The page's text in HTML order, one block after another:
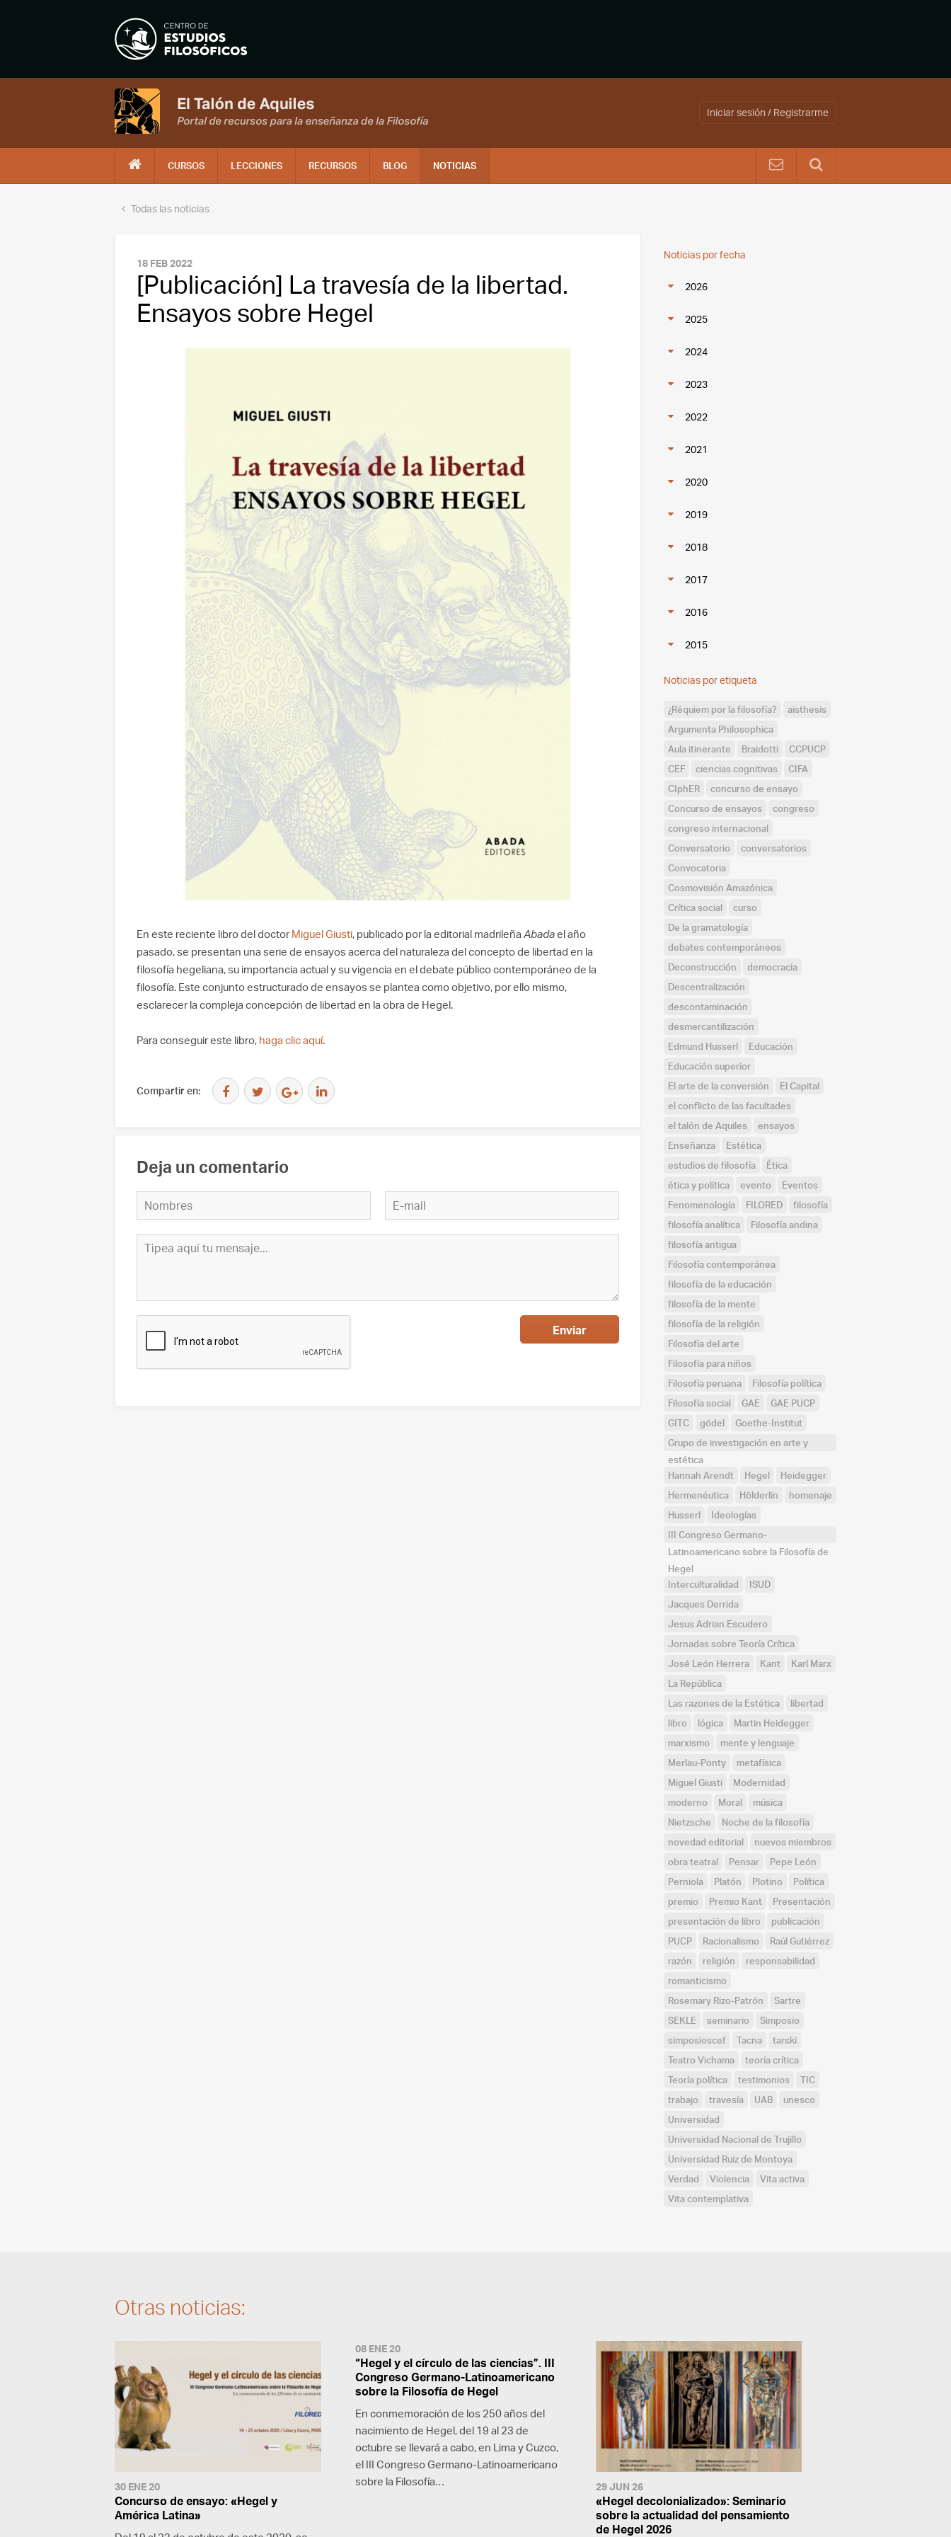
Iniciar sesión / Registrarme
CURSOS LECCIONES RECURSOS BLOG NOTICIAS
Todas las noticias
18 FEB 2022
[Publicación] La travesía de la libertad.
Ensayos sobre Hegel
En este reciente libro del doctorMiguel Giusti, publicado por la editorial madrileña Abadael año
pasado, se presentan una serie de ensayos acerca del naturaleza del concepto de libertad en la
filosofía hegeliana, su importancia actual y su vigencia en el debate público contemporáneo de la
filosofía. Este conjunto estructurado de ensayos se plantea como objetivo, por ello mismo,
esclarecer la compleja concepción de libertad en la obra de Hegel.
Para conseguir este libro, haga clic aquí.
Compartir en:
Deja un comentario
Enviar
Noticias por fecha
2026
2025
2024
2023
2022
2021
2020
2019
2018
2017
2016
2015
Noticias por etiqueta
¿Réquiem por la filosofía?
aisthesis
Argumenta Philosophica
Aula itinerante
Braidotti
CCPUCP
CEF
ciencias cognitivas
CIFA
CIphER
concurso de ensayo
Concurso de ensayos
congreso
congreso internacional
Conversatorio
conversatorios
Convocatoria
Cosmovisión Amazónica
Crítica social
curso
De la gramatología
debates contemporáneos
Deconstrucción
democracia
Descentralización
descontaminación
desmercantilización
Edmund Husserl
Educación
Educación superior
El arte de la conversión
El Capital
el conflicto de las facultades
el talón de Aquiles
ensayos
Enseñanza
Estética
estudios de filosofía
Ética
ética y política
evento
Eventos
Fenomenología
FILORED
filosofía
filosofía analítica
Filosofía andina
filosofía antigua
Filosofía contemporánea
filosofía de la educación
filosofía de la mente
filosofía de la religión
Filosofía del arte
Filosofía para niños
Filosofía peruana
Filosofía política
Filosofía social
GAE
GAE PUCP
GITC
gödel
Goethe-Institut
Grupo de investigación en arte y
estética
Hannah Arendt
Hegel
Heidegger
Hermenéutica
Hölderlin
homenaje
Husserl
Ideologías
III Congreso Germano-
Latinoamericano sobre la Filosofía de
Hegel
Interculturalidad
ISUD
Jacques Derrida
Jesus Adrian Escudero
Jornadas sobre Teoría Crítica
José León Herrera
Kant
Karl Marx
La República
Las razones de la Estética
libertad
libro
lógica
Martin Heidegger
marxismo
mente y lenguaje
Merlau-Ponty
metafísica
Miguel Giusti
Modernidad
moderno
Moral
música
Nietzsche
Noche de la filosofía
novedad editorial
nuevos miembros
obra teatral
Pensar
Pepe León
Perniola
Platón Plotino
Política
premio
Premio Kant
Presentación
presentación de libro
publicación
PUCP
Racionalismo
Raúl Gutiérrez
razón
religión
responsabilidad
romanticismo
Rosemary Rizo-Patrón
Sartre
SEKLE
seminario
Simposio
simposioscef
Tacna
tarski
Teatro Vichama
teoría crítica
Teoría política
testimonios
TIC
trabajo
travesía UAB
unesco
Universidad
Universidad Nacional de Trujillo
Universidad Ruiz de Montoya
Verdad
Violencia
Vita activa
Vita contemplativa
Otras noticias:
30 ENE 20
Concurso de ensayo: «Hegel y
América Latina»
08 ENE 20
“Hegel y el círculo de las ciencias”. III
Congreso Germano-Latinoamericano
sobre la Filosofía de Hegel
En conmemoración de los 250 años del
nacimiento de Hegel, del 19 al 23 de
octubre se llevará a cabo, en Lima y Cuzco,
el III Congreso Germano-Latinoamericano
sobre la Filosofía…
29 JUN 26
«Hegel decolonializado»: Seminario
sobre la actualidad del pensamiento
de Hegel 2026